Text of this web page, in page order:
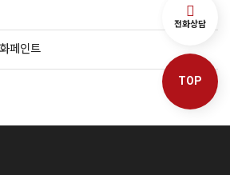
페인트
전화상담
TOP